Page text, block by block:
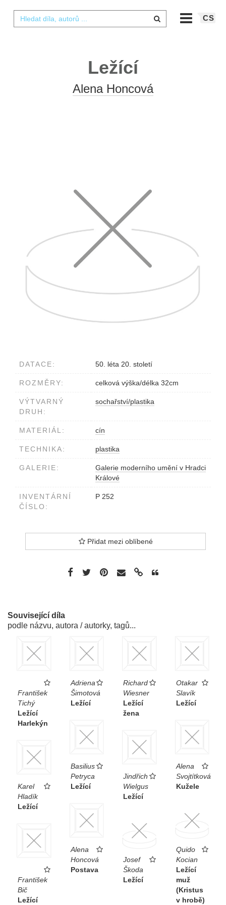
CS
Ležící
Alena Honcová
DATACE: 50. léta 20. století
ROZMĚRY: celková výška/délka 32cm
VÝTVARNÝ
DRUH:
sochařství/plastika
MATERIÁL: cín
TECHNIKA: plastika
GALERIE:
Galerie moderního umění v Hradci
Králové
INVENTÁRNÍ
ČÍSLO:
P 252
Přidat mezi oblíbené
Související díla
podle názvu, autora / autorky, tagů...
František
Tichý
Ležící
Harlekýn
Adriena
Šimotová
Ležící
Richard
Wiesner
Ležící
žena
Otakar
Slavík
Ležící
Basilius
Petryca
Ležící
Alena
Svojtítková
Kužele
Jindřich
Wielgus
Ležící
Karel
Hladík
Ležící
Alena
Honcová
Postava
Quido
Kocian
Ležící
muž
(Kristus
v hrobě)
Josef
Škoda
Ležící
František
Bič
Ležící